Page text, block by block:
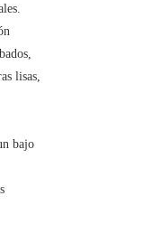
lisas,
bajo